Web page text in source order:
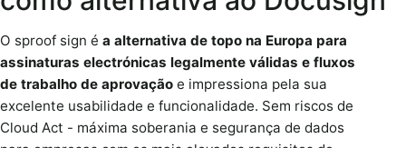
O sproof sign é a alternativa de topo na Europa para
assinaturas electrónicas legalmente válidas e fluxos
de trabalho de aprovação e impressiona pela sua
excelente usabilidade e funcionalidade. Sem riscos de
Cloud Act - máxima soberania e segurança de dados